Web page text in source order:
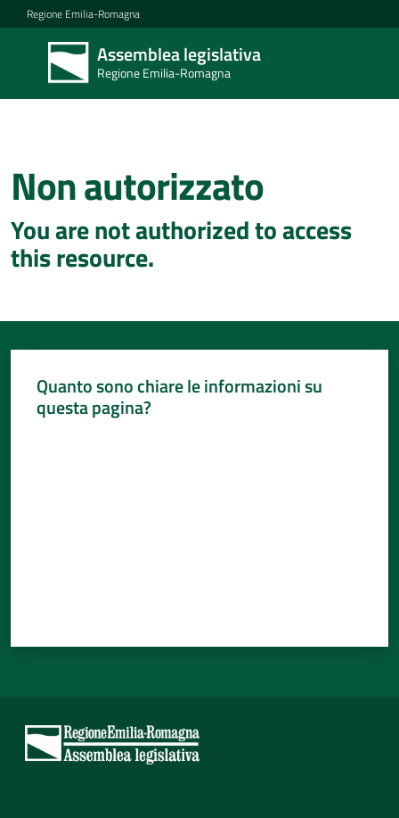
Vai al contenuto
Vai alla navigazione
Vai al footer
Regione Emilia-Romagna
Assemblea legislativa
Regione Emilia-Romagna
Assemblea
legislativa
Regione Emilia-
Concittadini
Porte
aperte
Mostre
Percorsi
Non autorizzato
You are not authorized to access
this resource.
Quanto sono chiare le informazioni su
questa pagina?